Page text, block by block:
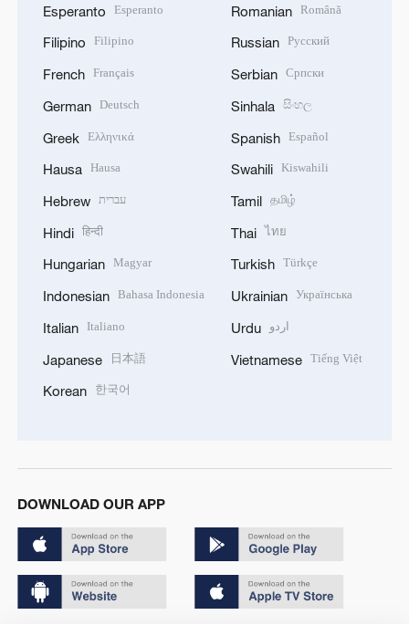
Esperanto Esperanto
Filipino Filipino
French Français
German Deutsch
Greek Ελληνικά
Hausa Hausa
Hebrew עברית
Hindi हिन्दी
Hungarian Magyar
Indonesian Bahasa Indonesia
Italian Italiano
Japanese 日本語
Korean 한국어
Romanian Română
Russian Русский
Serbian Српски
Sinhala සිංහල
Spanish Español
Swahili Kiswahili
Tamil தமிழ்
Thai ไทย
Turkish Türkçe
Ukrainian Українська
Urdu اردو
Vietnamese Tiếng Việt
DOWNLOAD OUR APP